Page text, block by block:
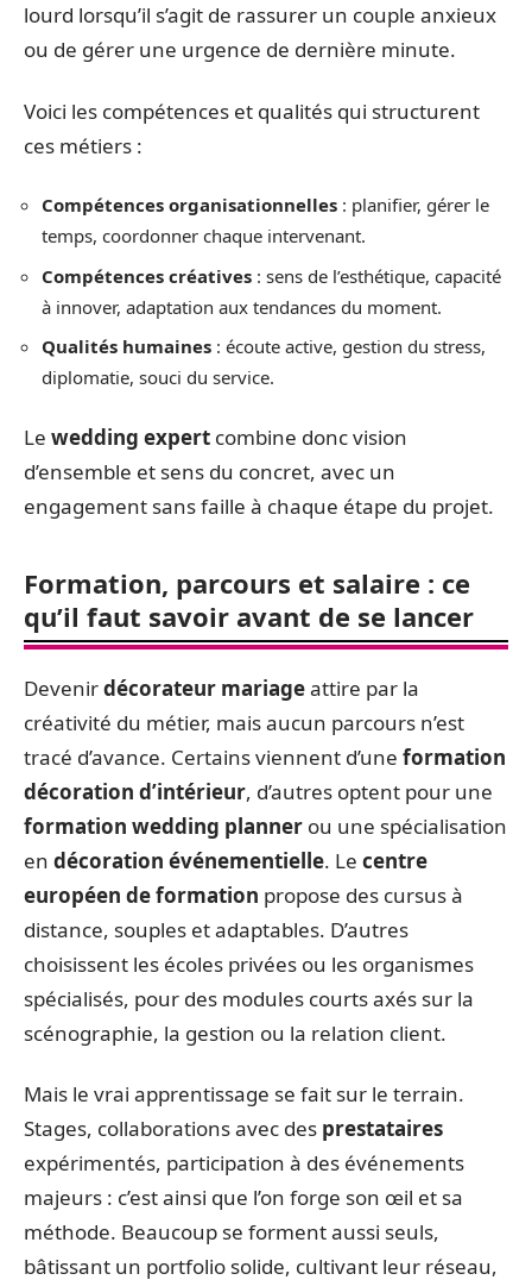
lourd lorsqu’il s’agit de rassurer un couple anxieux
ou de gérer une urgence de dernière minute.
Voici les compétences et qualités qui structurent
ces métiers :
Compétences organisationnelles : planifier, gérer le
temps, coordonner chaque intervenant.
Compétences créatives : sens de l’esthétique, capacité
à innover, adaptation aux tendances du moment.
Qualités humaines : écoute active, gestion du stress,
diplomatie, souci du service.
Le wedding expert combine donc vision
d’ensemble et sens du concret, avec un
engagement sans faille à chaque étape du projet.
Formation, parcours et salaire : ce
qu’il faut savoir avant de se lancer
Devenirdécorateur mariageattire par la
créativité du métier, mais aucun parcours n’est
tracé d’avance. Certains viennent d’une formation
décoration d’intérieur, d’autres optent pour une
formation wedding planner ou une spécialisation
en décoration événementielle. Le centre
européen de formation propose des cursus à
distance, souples et adaptables. D’autres
choisissent les écoles privées ou les organismes
spécialisés, pour des modules courts axés sur la
scénographie, la gestion ou la relation client.
Mais le vrai apprentissage se fait sur le terrain.
Stages, collaborations avec des prestataires
expérimentés, participation à des événements
majeurs : c’est ainsi que l’on forge son œil et sa
méthode. Beaucoup se forment aussi seuls,
bâtissant un portfolio solide, cultivant leur réseau,